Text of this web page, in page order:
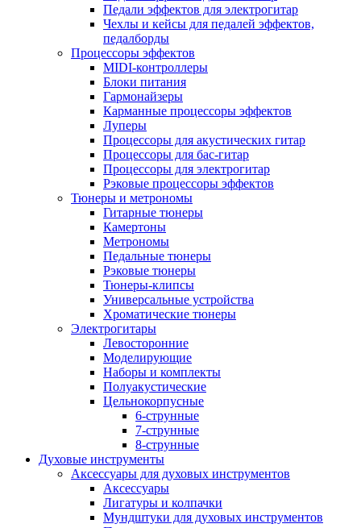
Педали эффектов для электрогитар
Чехлы и кейсы для педалей эффектов,
педалборды
Процессоры эффектов
MIDI-контроллеры
Блоки питания
Гармонайзеры
Карманные процессоры эффектов
Луперы
Процессоры для акустических гитар
Процессоры для бас-гитар
Процессоры для электрогитар
Рэковые процессоры эффектов
Тюнеры и метрономы
Гитарные тюнеры
Камертоны
Метрономы
Педальные тюнеры
Рэковые тюнеры
Тюнеры-клипсы
Универсальные устройства
Хроматические тюнеры
Электрогитары
Левосторонние
Моделирующие
Наборы и комплекты
Полуакустические
Цельнокорпусные
6-струнные
7-струнные
8-струнные
Духовые инструменты
Аксессуары для духовых инструментов
Аксессуары
Лигатуры и колпачки
Мундштуки для духовых инструментов